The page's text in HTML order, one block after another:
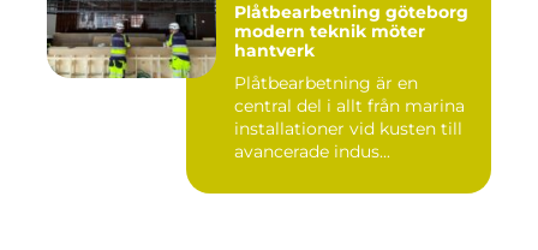
Plåtbearbetning göteborg
modern teknik möter
hantverk
Plåtbearbetning är en
central del i allt från marina
installationer vid kusten till
avancerade indus...